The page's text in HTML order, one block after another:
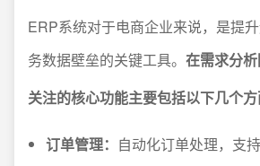
ERP系统对于电商企业来说，是提
务数据壁垒的关键工具。 在需求分
关注的核心功能主要包括以下几个方
订单管理： 自动化订单处理，支